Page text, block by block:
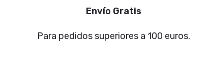
Envío Gratis
Para pedidos superiores a 100 euros.